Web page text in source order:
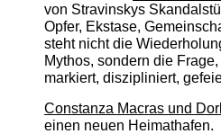
von Stravinskys
Opfer, Ekstase,
steht nicht die
Mythos, sondern die
markiert, diszipliniert,
Constanza Macras und
einen neuen Heimathafen.